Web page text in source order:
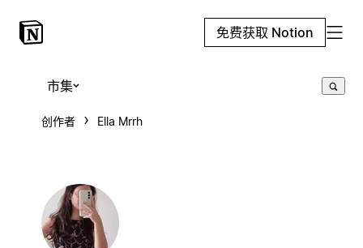
免费获取 Notion
市集
创作者 Ella Mrrh